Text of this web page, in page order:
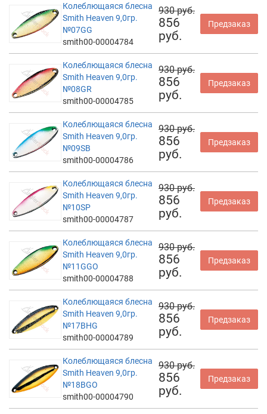
Колеблющаяся блесна
Smith Heaven 9,0гр.
№07GG
smith00-00004784
930 руб.
856
руб.
Предзаказ
Колеблющаяся блесна
Smith Heaven 9,0гр.
№08GR
smith00-00004785
930 руб.
856
руб.
Предзаказ
Колеблющаяся блесна
Smith Heaven 9,0гр.
№09SB
smith00-00004786
930 руб.
856
руб.
Предзаказ
Колеблющаяся блесна
Smith Heaven 9,0гр.
№10SP
smith00-00004787
930 руб.
856
руб.
Предзаказ
Колеблющаяся блесна
Smith Heaven 9,0гр.
№11GGO
smith00-00004788
930 руб.
856
руб.
Предзаказ
Колеблющаяся блесна
Smith Heaven 9,0гр.
№17BHG
smith00-00004789
930 руб.
856
руб.
Предзаказ
Колеблющаяся блесна
Smith Heaven 9,0гр.
№18BGO
smith00-00004790
930 руб.
856
руб.
Предзаказ